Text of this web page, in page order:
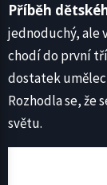
Příběh
jednoduchý, ale
chodí do první
dostatek
Rozhodla se, že
světu.